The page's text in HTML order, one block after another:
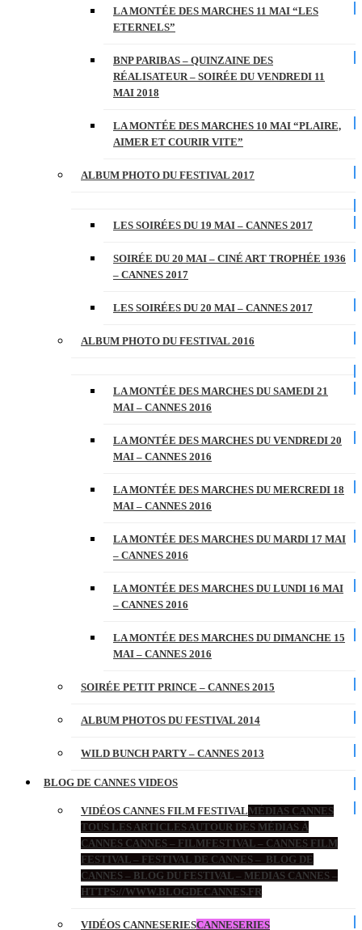
LA MONTÉE DES MARCHES 11 MAI “LES
ETERNELS”
BNP PARIBAS – QUINZAINE DES
RÉALISATEUR – SOIRÉE DU VENDREDI 11
MAI 2018
LA MONTÉE DES MARCHES 10 MAI “PLAIRE,
AIMER ET COURIR VITE”
ALBUM PHOTO DU FESTIVAL 2017
LES SOIRÉES DU 19 MAI – CANNES 2017
SOIRÉE DU 20 MAI – CINÉ ART TROPHÉE 1936
– CANNES 2017
LES SOIRÉES DU 20 MAI – CANNES 2017
ALBUM PHOTO DU FESTIVAL 2016
LA MONTÉE DES MARCHES DU SAMEDI 21
MAI – CANNES 2016
LA MONTÉE DES MARCHES DU VENDREDI 20
MAI – CANNES 2016
LA MONTÉE DES MARCHES DU MERCREDI 18
MAI – CANNES 2016
LA MONTÉE DES MARCHES DU MARDI 17 MAI
– CANNES 2016
LA MONTÉE DES MARCHES DU LUNDI 16 MAI
– CANNES 2016
LA MONTÉE DES MARCHES DU DIMANCHE 15
MAI – CANNES 2016
SOIRÉE PETIT PRINCE – CANNES 2015
ALBUM PHOTOS DU FESTIVAL 2014
WILD BUNCH PARTY – CANNES 2013
BLOG DE CANNES VIDEOS
VIDÉOS CANNES FILM FESTIVALMÉDIAS CANNES
TOUS LES ARTICLES AUTOUR DES MÉDIAS À
CANNES CANNES – FILMFESTIVAL – CANNES FILM
FESTIVAL – FESTIVAL DE CANNES – BLOG DE
CANNES – BLOG DU FESTIVAL – MEDIAS CANNES –
HTTPS://WWW.BLOGDECANNES.FR
VIDÉOS CANNESERIESCANNESERIES